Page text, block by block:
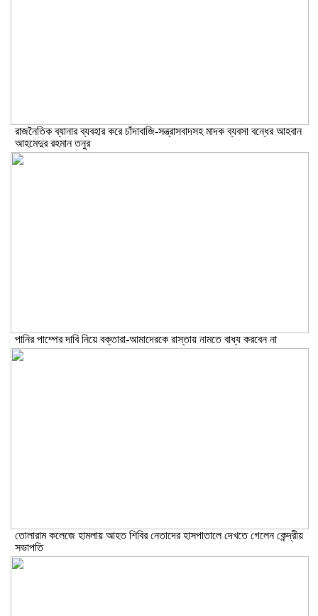
রাজনৈতিক ব্যানার ব্যবহার করে চাঁদাবাজি-সন্ত্রাসবাদসহ মাদক ব্যবসা বন্ধের আহবান
আহমেদুর রহমান তনুর
পানির পাম্পের দাবি নিয়ে বক্তারা-আমাদেরকে রাস্তায় নামতে বাধ্য করবেন না
তোলারাম কলেজে হামলায় আহত শিবির নেতাদের হাসপাতালে দেখতে গেলেন কেন্দ্রীয়
সভাপতি